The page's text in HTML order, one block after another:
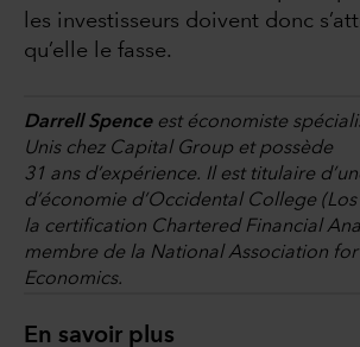
les investisseurs doivent donc
qu’elle le fasse.
Darrell Spenceest économiste
Unis chez Capital Group et possède
31 ans d’expérience. Il est titulaire
d’économie d’Occidental College
la certification Chartered Financial
membre de la National Association for
Economics.
En savoir plus